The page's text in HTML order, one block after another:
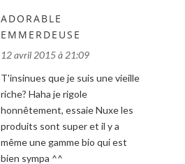
ADORABLE
EMMERDEUSE
12 avril 2015 à 21:09
T'insinues que je suis une vieille
riche? Haha je rigole
honnêtement, essaie Nuxe les
produits sont super et il y a
même une gamme bio qui est
bien sympa ^^